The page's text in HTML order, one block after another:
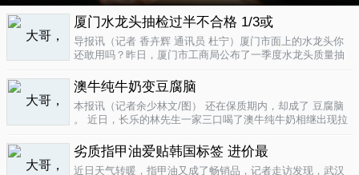
厦门水龙头抽检过半不合格 1/3或
导报讯（记者 香卉辉 通讯员 杜宁）厦门市面上的水龙头你
还敢用吗？昨日，厦门市工商局公布了一季度水龙头质量抽
批次不合格原因是会产生剧毒。不合格率53.3%涉及多个品
牌据介绍，厦门市工商局今..
澳牛纯牛奶变豆腐脑
本报讯（记者余少林文/图） 还在保质期内，却成了 豆腐脑
。 近日，长乐的林先生一家三口喝了澳牛纯牛奶相继出现拉
纯牛奶并 不纯 ，呈凝固状，像酸奶。昨日上午，林先生向长
乐工商局12315投..
劣质指甲油爱贴韩国标签 进价最
近日天气转暖，指甲油又成了畅销品，记者走访发现，武汉